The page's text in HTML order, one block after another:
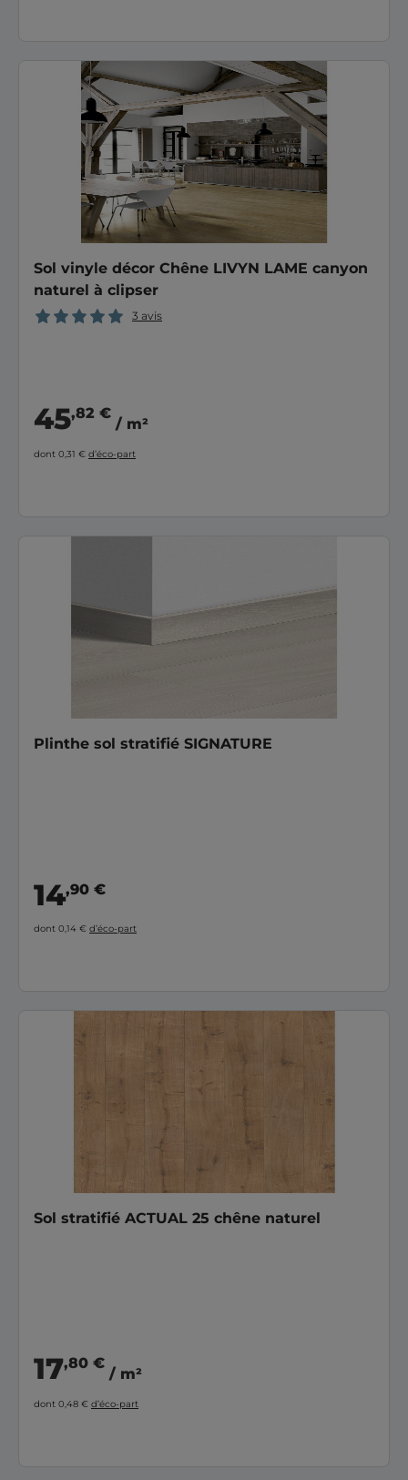
Sol vinyle décor Chêne LIVYN LAME canyon
naturel à clipser
3 avis
45,82 €
/ m²
dont 0,31 € d’éco-part
Plinthe sol stratifié SIGNATURE
14,90 €
dont 0,14 € d’éco-part
Sol stratifié ACTUAL 25 chêne naturel
17,80 €
/ m²
dont 0,48 € d’éco-part